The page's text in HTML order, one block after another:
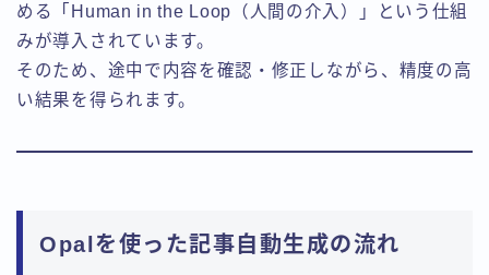
める「Human in the Loop（人間の介入）」という仕組
みが導入されています。
そのため、途中で内容を確認・修正しながら、精度の高
い結果を得られます。
Opalを使った記事自動生成の流れ